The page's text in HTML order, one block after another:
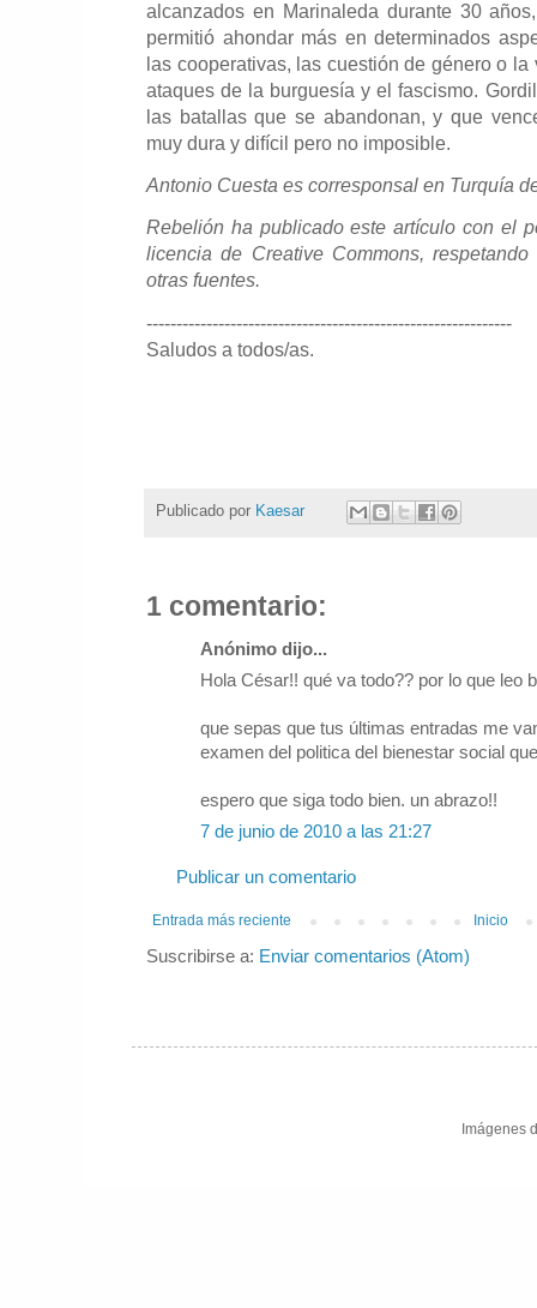
alcanzados en Marinaleda durante 30
permitió ahondar más en determinados
las cooperativas, las cuestión de género o
ataques de la burguesía y el fascismo.
las batallas que se abandonan, y que
muy dura y difícil pero no imposible.
Antonio Cuesta es corresponsal en Turquía
Rebelión ha publicado este artículo con el
licencia de Creative Commons,
otras fuentes.
-------------------------------------------------------------
Saludos a todos/as.
Publicado por Kaesar
1 comentario:
Anónimo dijo...
Hola César!! qué va todo?? por lo que leo
que sepas que tus últimas entradas me
examen del politica del bienestar social
espero que siga todo bien. un abrazo!!
7 de junio de 2010 a las 21:27
Publicar un comentario
Entrada más reciente Inicio
Suscribirse a: Enviar comentarios (Atom)
Imágenes